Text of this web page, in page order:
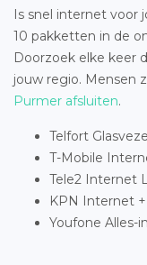
Is snel internet voor
10 pakketten in de
Doorzoek elke keer
jouw regio. Mensen
Purmer afsluiten.
Telfort
T-Mobile
Tele2 Internet
KPN Internet
Youfone Alles-